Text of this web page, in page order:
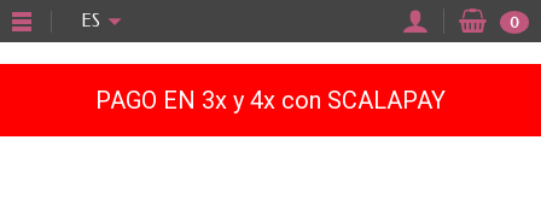
PAGO EN 3x y 4x con SCALAPAY
ES 0